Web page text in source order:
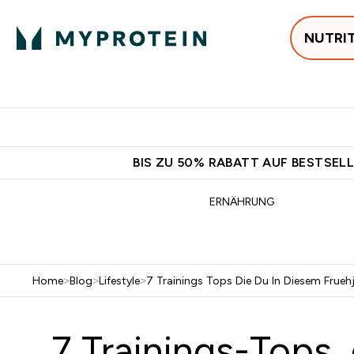
BIS ZU 50% RABATT AUF
ERNÄHRUNG
Home>Blog>Lifestyle>7 Trainings Tops Die Du In Diesem